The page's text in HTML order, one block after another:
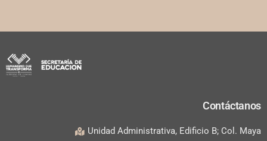
Contáctanos
Unidad Administrativa, Edificio B; Col. Maya